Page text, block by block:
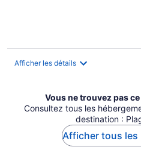
Afficher les détails
Vous ne trouvez pas
Consultez tous les
destination :
Afficher tous les